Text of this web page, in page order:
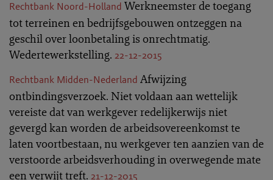
Rechtbank Noord-Holland Werkneemster de toegang
tot terreinen en bedrijfsgebouwen ontzeggen na
geschil over loonbetaling is onrechtmatig.
Wedertewerkstelling. 22-12-2015
Rechtbank Midden-Nederland Afwijzing
ontbindingsverzoek. Niet voldaan aan wettelijk
vereiste dat van werkgever redelijkerwijs niet
gevergd kan worden de arbeidsovereenkomst te
laten voortbestaan, nu werkgever ten aanzien van de
verstoorde arbeidsverhouding in overwegende mate
een verwijt treft. 21-12-2015